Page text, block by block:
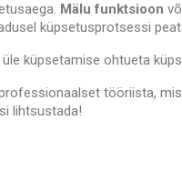
Mälu funktsioon
küpsetusprotsessi
küpsetamise ohtueta
tööriista,
lihtsustada!